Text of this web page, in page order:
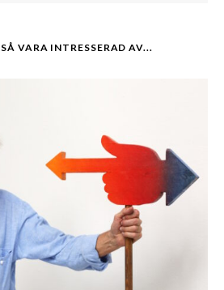
VARA INTRESSERAD AV...